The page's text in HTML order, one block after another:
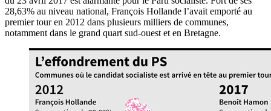
28,63% au niveau national, François Hollande l’avait emporté au
premier tour en 2012 dans plusieurs milliers de communes,
notamment dans le grand quart sud-ouest et en Bretagne.